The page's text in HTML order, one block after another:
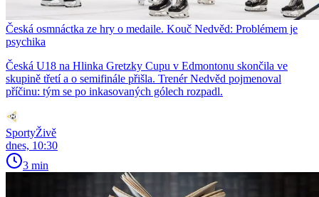
Česká osmnáctka ze hry o medaile. Kouč Nedvěd: Problémem je
psychika
Česká U18 na Hlinka Gretzky Cupu v Edmontonu skončila ve
skupině třetí a o semifinále přišla. Trenér Nedvěd pojmenoval
příčinu: tým se po inkasovaných gólech rozpadl.
SportyŽivě
dnes, 10:30
3 min